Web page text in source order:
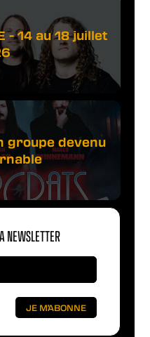
- 14 au 18 juillet
groupe devenu
NEWSLETTER